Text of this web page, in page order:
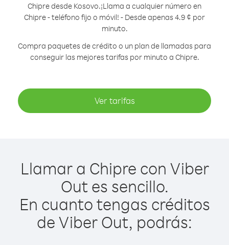
Chipre desde Kosovo.¡Llama a cualquier número en
Chipre - teléfono fijo o móvil! - Desde apenas 4.9 ¢ por
minuto.
Compra paquetes de crédito o un plan de llamadas para
conseguir las mejores tarifas por minuto a Chipre.
Ver tarifas
Llamar a Chipre con Viber
Out es sencillo.
En cuanto tengas créditos
de Viber Out, podrás: